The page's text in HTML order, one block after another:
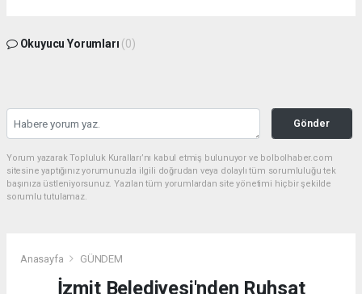
Okuyucu Yorumları (0)
Gönder
Yorum yazarak Topluluk Kuralları’nı kabul etmiş bulunuyor ve bolbolhaber.com
sitesine yaptığınız yorumunuzla ilgili doğrudan veya dolaylı tüm sorumluluğu tek
başınıza üstleniyorsunuz. Yazılan tüm yorumlardan site yönetimi hiçbir şekilde
sorumlu tutulamaz.
Anasayfa GÜNDEM
İzmit Belediyesi'nden Ruhsat